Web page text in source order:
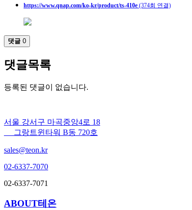
https://www.qnap.com/ko-kr/product/ts-410e (374회 연결)
댓글 0
댓글목록
등록된 댓글이 없습니다.
서울 강서구 마곡중앙4로 18
그랑트윈타워 B동 720호
sales@teon.kr
02-6337-7070
02-6337-7071
ABOUT테온